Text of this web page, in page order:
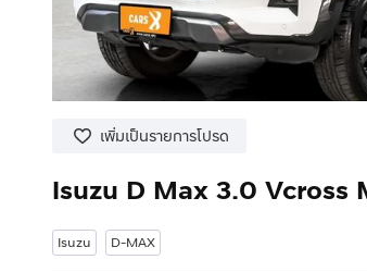
เพิ่มเป็นรายการโปรด
Isuzu D Max 3.0
Isuzu D-MAX